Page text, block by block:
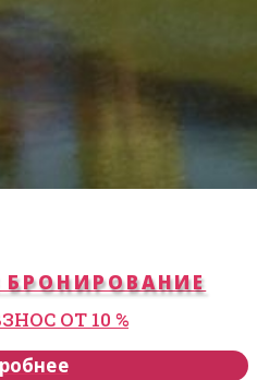
БРОНИРОВАНИЕ
ОТ 10 %